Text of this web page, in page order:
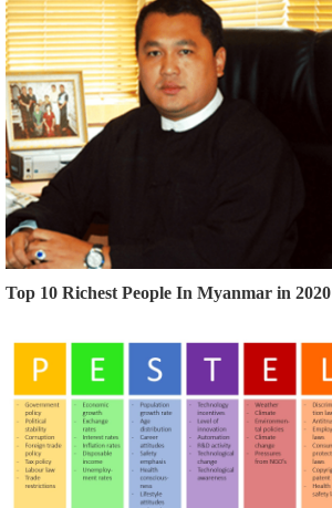
Top 10 Richest People In Myanmar in 2020